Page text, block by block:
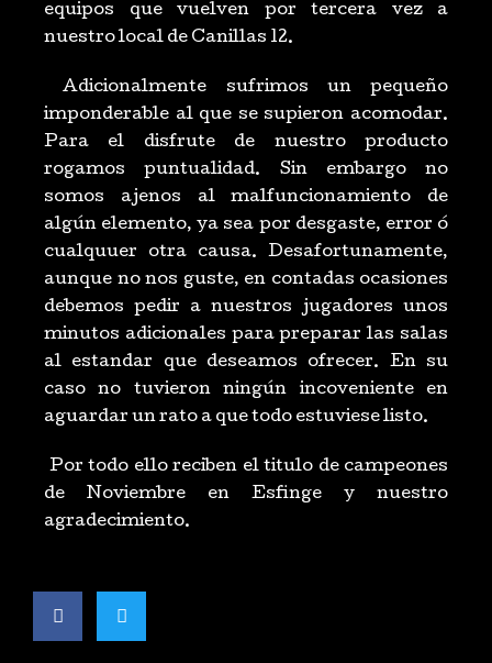
equipos que vuelven por tercera vez a
nuestro local de Canillas 12.
Adicionalmente sufrimos un pequeño
imponderable al que se supieron acomodar.
Para el disfrute de nuestro producto
rogamos puntualidad. Sin embargo no
somos ajenos al malfuncionamiento de
algún elemento, ya sea por desgaste, error ó
cualquuer otra causa. Desafortunamente,
aunque no nos guste, en contadas ocasiones
debemos pedir a nuestros jugadores unos
minutos adicionales para preparar las salas
al estandar que deseamos ofrecer. En su
caso no tuvieron ningún incoveniente en
aguardar un rato a que todo estuviese listo.
Por todo ello reciben el titulo de campeones
de Noviembre en Esfinge y nuestro
agradecimiento.